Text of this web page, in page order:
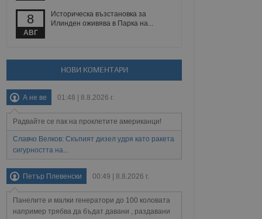
8
АВГ
Историческа възстановка за
Илинден оживява в Парка на...
НОВИ КОМЕНТАРИ
А не ве 01:48 | 8.8.2026 г.
Радвайте се пак на проклетите американци!
Славчо Велков: Скъпият дизел удря като ракета
сигурността на...
Петър Плевенски 00:49 | 8.8.2026 г.
Панелите и малки генератори до 100 коловата
например трябва да бъдат давани , раздавани
поведение и
на сайта. Тя
на сайта.
взаимодействия
и потребителския
събиране на данни
за
се
на тестване.
данни,
на посещенията,
били заредени.
опит.
на прегледи на
на
тя може
новата или
на сайта. Тя
на социалните
Описание